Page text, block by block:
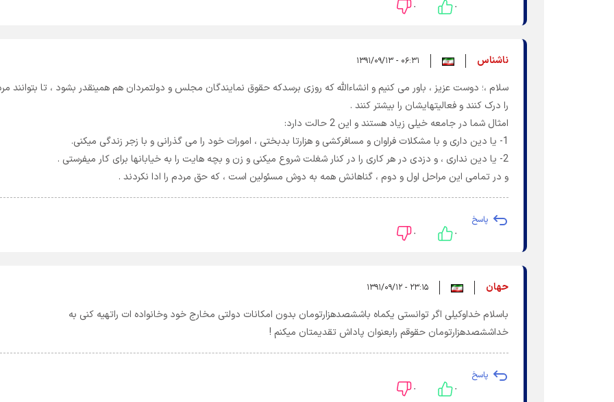
۰ ۰
ناشناس ۰۶:۳۱ - ۱۳۹۱/۰۹/۱۳
سلام ،؛ دوست عزیز ، باور می کنیم و انشاءالله که روزی برسدکه حقوق نمایندگان مجلس و دولتمردان هم همینقدر بشود ، تا بتوانند
را درک کنند و فعالیتهایشان را بیشتر کنند .
امثال شما در جامعه خیلی زیاد هستند و این 2 حالت دارد:
1- یا دین داری و با مشکلات فراوان و مسافرکشی و هزارتا بدبختی ، امورات خود را می گذرانی و با زجر زندگی میکنی.
2- یا دین نداری ، و دزدی در هر کاری را در کنار شغلت شروع میکنی و زن و بچه هایت را به خیابانها برای کار میفرستی .
و در تمامی این مراحل اول و دوم ، گناهانش همه به دوش مسئولین است ، که حق مردم را ادا نکردند .
پاسخ
۰ ۰
حهان ۲۳:۱۵ - ۱۳۹۱/۰۹/۱۲
باسلام خداوکیلی اگر توانستی یکماه باششصدهزارتومان بدون امکانات دولتی مخارج خود وخانواده ات راتهیه کنی به
خداششصدهزارتومان حقوقم رابعنوان پاداش تقدیمتان میکنم !
پاسخ
۰ ۰